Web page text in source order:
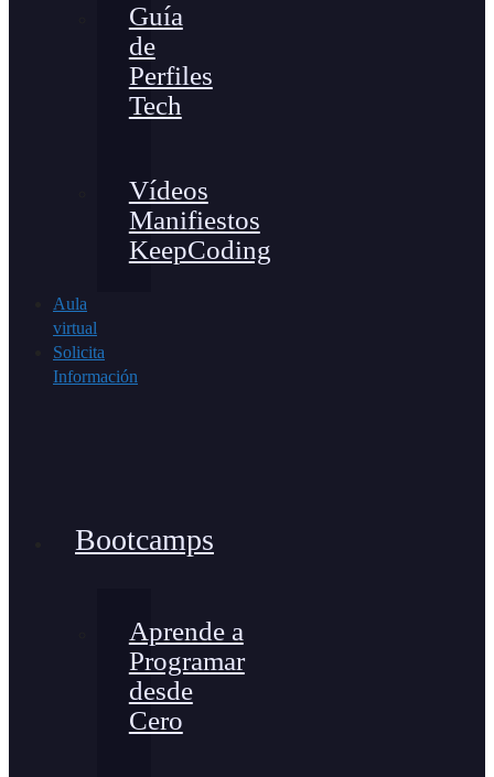
Guía
de
Perfiles
Tech
Vídeos
Manifiestos
KeepCoding
Aula
virtual
Solicita
Información
Bootcamps
Aprende a
Programar
desde
Cero